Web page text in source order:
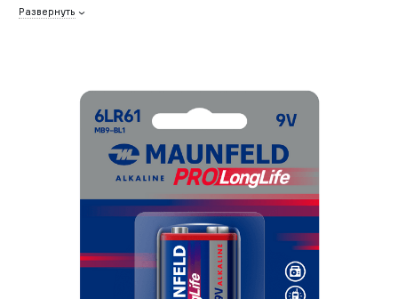
Развернуть